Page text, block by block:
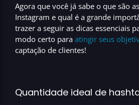
Agora que você já sabe o que são
Instagram e qual é a grande
trazer a seguir as dicas essenciais
modo certo para atingir seus
captação de clientes!
Quantidade ideal de